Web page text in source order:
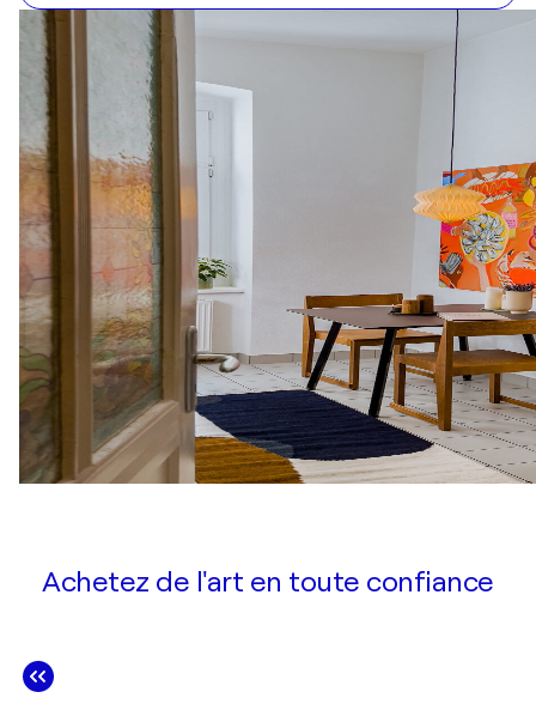
Achetez de l'art en toute confiance